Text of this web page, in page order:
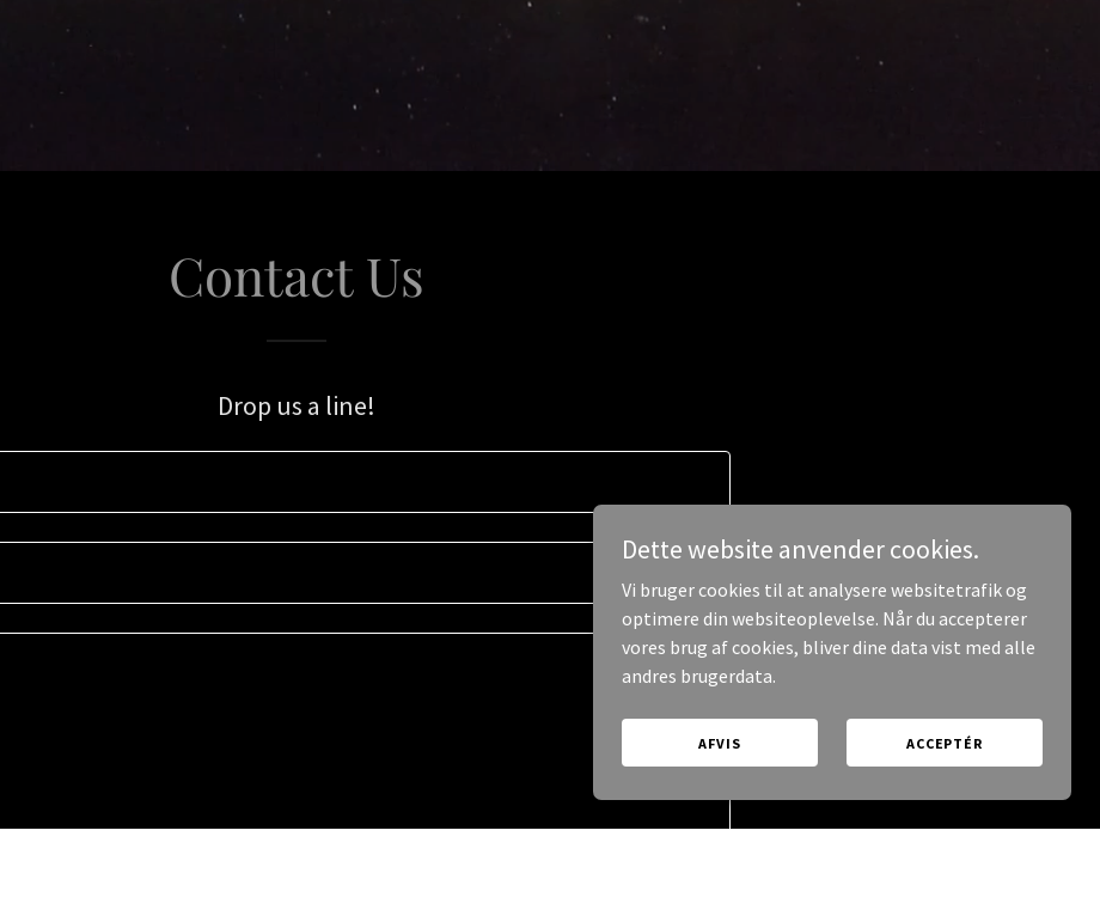
Contact Us
Drop us a line!
Dette website anvender cookies.
Vi bruger cookies til at analysere websitetrafik og
optimere din websiteoplevelse. Når du accepterer
vores brug af cookies, bliver dine data vist med alle
andres brugerdata.
AFVIS ACCEPTÉR